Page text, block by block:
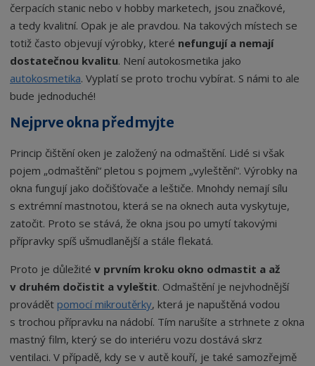
čerpacích stanic nebo v hobby marketech, jsou značkové,
a tedy kvalitní. Opak je ale pravdou. Na takových místech se
totiž často objevují výrobky, které nefungují a nemají
dostatečnou kvalitu. Není autokosmetika jako
autokosmetika. Vyplatí se proto trochu vybírat. S námi to ale
bude jednoduché!
Nejprve okna předmyjte
Princip čištění oken je založený na odmaštění. Lidé si však
pojem „odmaštění“ pletou s pojmem „vyleštění“. Výrobky na
okna fungují jako dočišťovače a leštiče. Mnohdy nemají sílu
s extrémní mastnotou, která se na oknech auta vyskytuje,
zatočit. Proto se stává, že okna jsou po umytí takovými
přípravky spíš ušmudlanější a stále flekatá.
Proto je důležité v prvním kroku okno odmastit a až
v druhém dočistit a vyleštit. Odmaštění je nejvhodnější
provádět pomocí mikroutěrky, která je napuštěná vodou
s trochou přípravku na nádobí. Tím narušíte a strhnete z okna
mastný film, který se do interiéru vozu dostává skrz
ventilaci. V případě, kdy se v autě kouří, je také samozřejmě